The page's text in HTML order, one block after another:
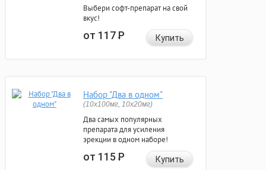
Выбери софт-препарат на свой
вкус!
от 117Р Купить
Набор "Два в одном"
(10x100мг, 10x20мг)
Два самых популярных
препарата для усиления
эрекции в одном наборе!
от 115Р Купить